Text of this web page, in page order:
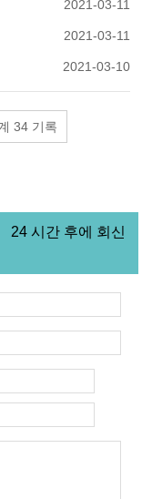
2021-03-11
2021-03-11
2021-03-10
34 기록
24 시간 후에 회신